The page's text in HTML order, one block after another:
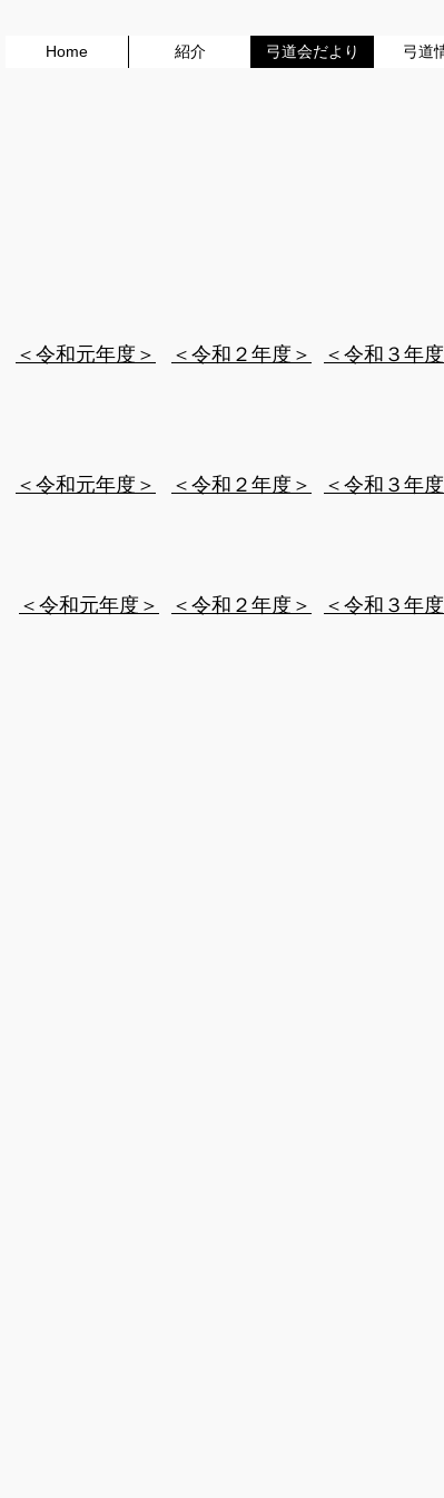
Home 紹介 弓道会だより 弓道
​＜令和元年度＞ ​＜令和２年度＞ ＜令和３年
​＜令和元年度＞ ​＜令和２年度＞ ＜令和３年
​＜令和元年度＞ ​＜令和２年度＞ ＜令和３年